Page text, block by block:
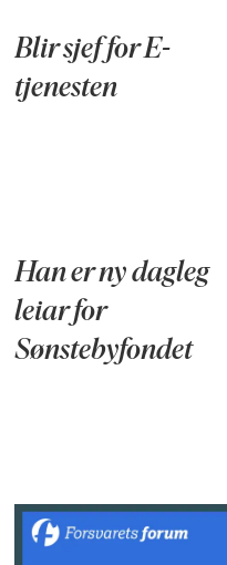
Blir sjef for E-
tjenesten
Han er ny dagleg
leiar for
Sønstebyfondet